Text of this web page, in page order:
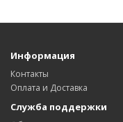
Информация
Контакты
Оплата и Доставка
Служба поддержки